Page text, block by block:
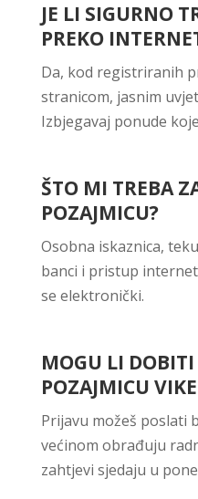
JE LI SIGURNO
PREKO
Da, kod registriranih
stranicom, jasnim
Izbjegavaj ponude
ŠTO MI TREBA
POZAJMICU?
Osobna iskaznica,
banci i pristup
se elektronički.
MOGU LI
POZAJMICU
Prijavu možeš poslati
većinom obrađuju
zahtjevi sjedaju u